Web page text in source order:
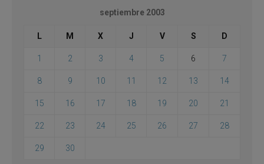
septiembre 2003
L M X J V S D
1 2 3 4 5 6 7
8 9 10 11 12 13 14
15 16 17 18 19 20 21
22 23 24 25 26 27 28
29 30